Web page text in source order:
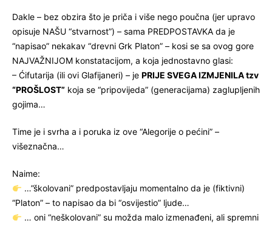
Dakle – bez obzira što je priča i više nego poučna (jer upravo
opisuje NAŠU “stvarnost”) – sama PREDPOSTAVKA da je
“napisao” nekakav “drevni Grk Platon” – kosi se sa ovog gore
NAJVAŽNIJOM konstatacijom, a koja jednostavno glasi:
– Ćifutarija (ili ovi Glafijaneri) – je PRIJE SVEGA IZMJENILA tzv
“PROŠLOST” koja se “pripovijeda” (generacijama) zaglupljenih
gojima…
Time je i svrha a i poruka iz ove “Alegorije o pećini” –
višeznačna…
Naime:
…”školovani” predpostavljaju momentalno da je (fiktivni)
“Platon” – to napisao da bi “osvijestio” ljude…
… oni “neškolovani” su možda malo izmenađeni, ali spremni